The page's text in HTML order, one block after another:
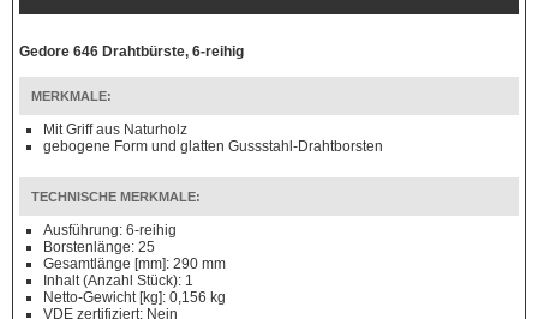
Gedore 646 Drahtbürste, 6-reihig
MERKMALE:
Mit Griff aus Naturholz
gebogene Form und glatten Gussstahl-Drahtborsten
TECHNISCHE MERKMALE:
Ausführung: 6-reihig
Borstenlänge: 25
Gesamtlänge [mm]: 290 mm
Inhalt (Anzahl Stück): 1
Netto-Gewicht [kg]: 0,156 kg
VDE zertifiziert: Nein